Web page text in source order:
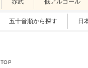
赤武 低アルコール
五十音順から探す 日
TOP